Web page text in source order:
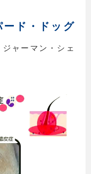
ド・ドッグ
ジャーマン・シェ